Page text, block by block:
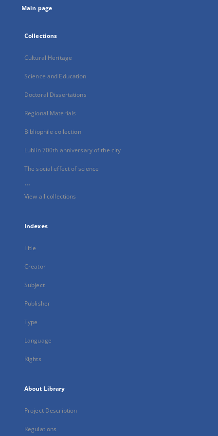
Main page
Collections
Cultural Heritage
Science and Education
Doctoral Dissertations
Regional Materials
Bibliophile collection
Lublin 700th anniversary of the city
The social effect of science
...
View all collections
Indexes
Title
Creator
Subject
Publisher
Type
Language
Rights
About Library
Project Description
Regulations